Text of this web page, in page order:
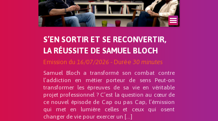
S’EN SORTIR ET SE RECONVERTIR,
LA RÉUSSITE DE SAMUEL BLOCH
Emission du 16/07/2026 - Durée 30 minutes
Samuel Bloch a transformé son combat contre
l’addiction en métier porteur de sens Peut-on
transformer les épreuves de sa vie en véritable
projet professionnel ? C’est la question au cœur de
ce nouvel épisode de Cap ou pas Cap, l’émission
qui met en lumière celles et ceux qui osent
changer de vie pour exercer un […]